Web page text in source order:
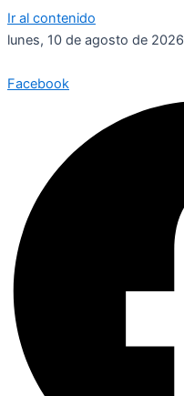
Ir al contenido
lunes, 10 de agosto de 2026
Facebook